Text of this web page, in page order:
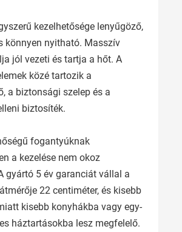
kezelhetősége lenyűgöző,
könnyen nyitható. Masszív
jól vezeti és tartja a hőt. A
közé tartozik a
a biztonsági szelep és a
biztosíték.
fogantyúknak
a kezelése nem okoz
gyártó 5 év garanciát vállal a
22 centiméter, és kisebb
kisebb konyhákba vagy egy-
háztartásokba lesz megfelelő.